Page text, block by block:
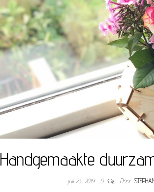
Handgemaakte
juli 23, 2019 0 Door